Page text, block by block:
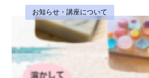
お知らせ・講座について